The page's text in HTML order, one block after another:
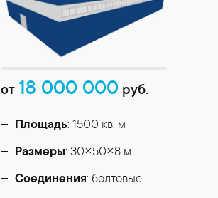
от 18 000 000 руб.
Площадь: 1500 кв. м
Размеры: 30×50×8 м
Соединения: болтовые